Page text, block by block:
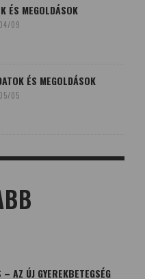
ÉS MEGOLDÁSOK
09
ÉS MEGOLDÁSOK
05
AZ ÚJ GYEREKBETEGSÉG